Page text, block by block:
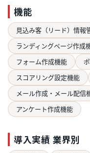
機能
見込み客（リード）情報
ランディングページ作成
フォーム作成機能
スコアリング設定機能
メール作成・メール配信
アンケート作成機能
導入実績 業界別